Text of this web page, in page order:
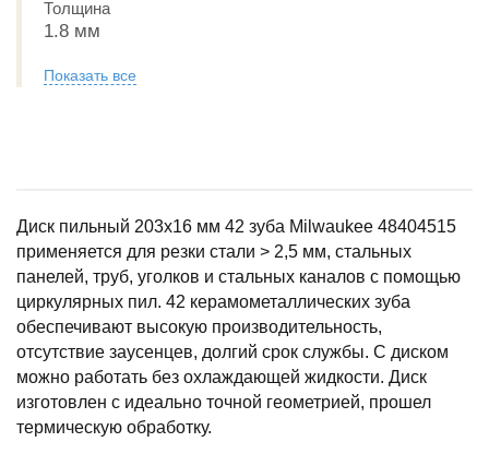
Толщина
1.8 мм
Показать все
Диск пильный 203х16 мм 42 зуба Milwaukee 48404515
применяется для резки стали > 2,5 мм, стальных
панелей, труб, уголков и стальных каналов с помощью
циркулярных пил. 42 керамометаллических зуба
обеспечивают высокую производительность,
отсутствие заусенцев, долгий срок службы. С диском
можно работать без охлаждающей жидкости. Диск
изготовлен с идеально точной геометрией, прошел
термическую обработку.